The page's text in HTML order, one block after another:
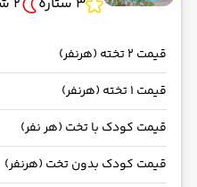
قیمت 2 تخته (هرنفر)
قیمت 1 تخته (هرنفر)
قیمت کودک با تخت (هر نفر)
قیمت کودک بدون تخت (هرنفر)